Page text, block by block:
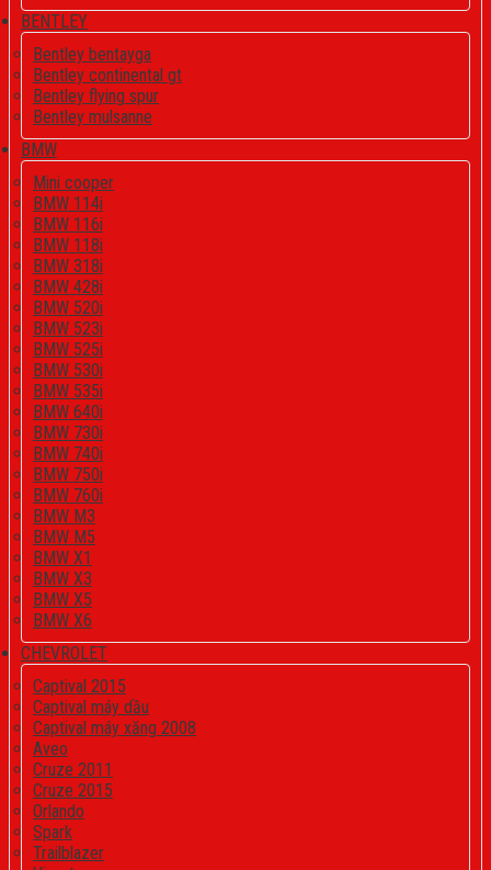
BENTLEY
Bentley bentayga
Bentley continental gt
Bentley flying spur
Bentley mulsanne
BMW
Mini cooper
BMW 114i
BMW 116i
BMW 118i
BMW 318i
BMW 428i
BMW 520i
BMW 523i
BMW 525i
BMW 530i
BMW 535i
BMW 640i
BMW 730i
BMW 740i
BMW 750i
BMW 760i
BMW M3
BMW M5
BMW X1
BMW X3
BMW X5
BMW X6
CHEVROLET
Captival 2015
Captival máy dầu
Captival máy xăng 2008
Aveo
Cruze 2011
Cruze 2015
Orlando
Spark
Trailblazer